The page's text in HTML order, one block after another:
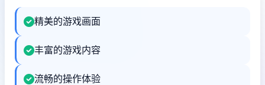
精美的游戏画面
丰富的游戏内容
流畅的操作体验